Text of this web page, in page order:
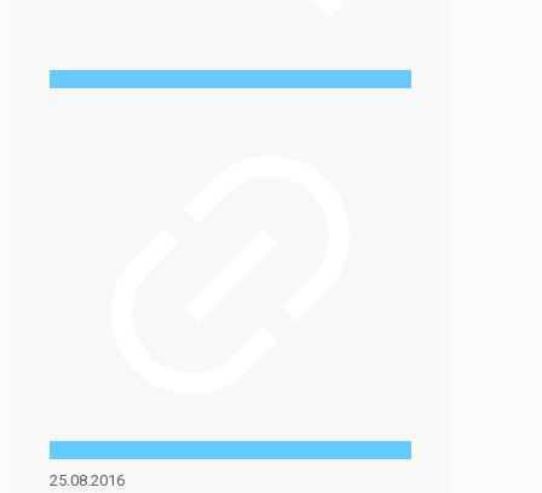
25.08.2016